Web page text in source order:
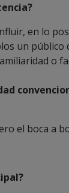
en lo
un
o
el boca a